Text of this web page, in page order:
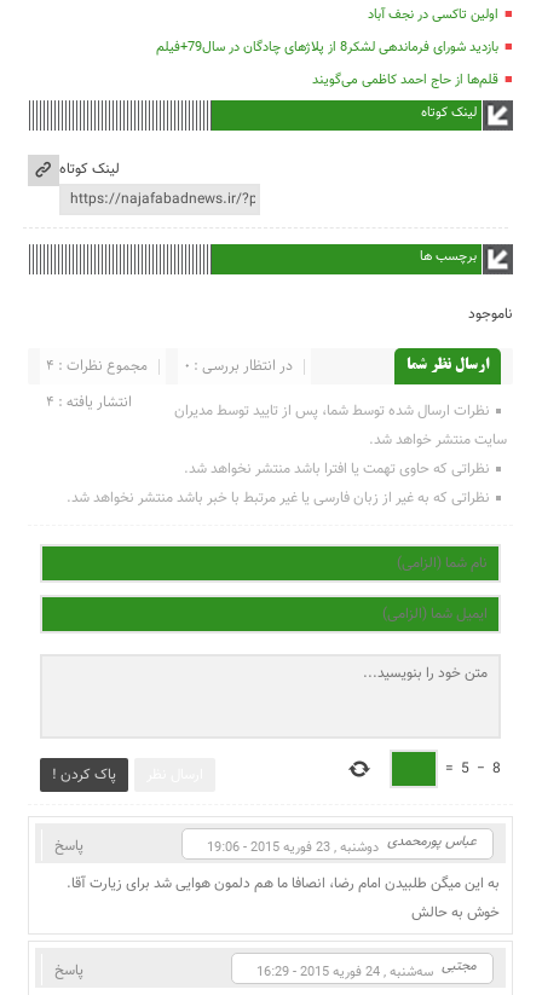
اولین تاکسی در نجف آباد
بازدید شورای فرماندهی لشکر8 از پلاژهای چادگان در سال79+فیلم
قلم‌ها از حاج احمد کاظمی می‌گویند
لینک کوتاه
لینک کوتاه
برچسب ها
ناموجود
ارسال نظر شما مجموع نظرات : 4
در انتظار بررسی : 0
انتشار یافته : 4
نظرات ارسال شده توسط شما، پس از تایید توسط مدیران
سایت منتشر خواهد شد.
نظراتی که حاوی تهمت یا افترا باشد منتشر نخواهد شد.
نظراتی که به غیر از زبان فارسی یا غیر مرتبط با خبر باشد منتشر نخواهد شد.
پاک کردن ! 8
−
5
=
عباس پورمحمدی دوشنبه , 23 فوریه 2015 - 19:06
پاسخ
به این میگن طلبیدن امام رضا، انصافا ما هم دلمون هوایی شد برای زیارت آقا.
خوش به حالش
مجتبی سه‌شنبه , 24 فوریه 2015 - 16:29 پاسخ